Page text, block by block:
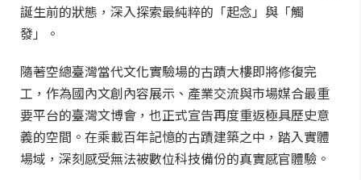
誕生前的狀態，深入探索最純粹的「起念」與「觸
發」。
隨著空總臺灣當代文化實驗場的古蹟大樓即將修復完
工，作為國內文創內容展示、產業交流與市場媒合最重
要平台的臺灣文博會，也正式宣告再度重返極具歷史意
義的空間。在乘載百年記憶的古蹟建築之中，踏入實體
場域，深刻感受無法被數位科技備份的真實感官體驗。